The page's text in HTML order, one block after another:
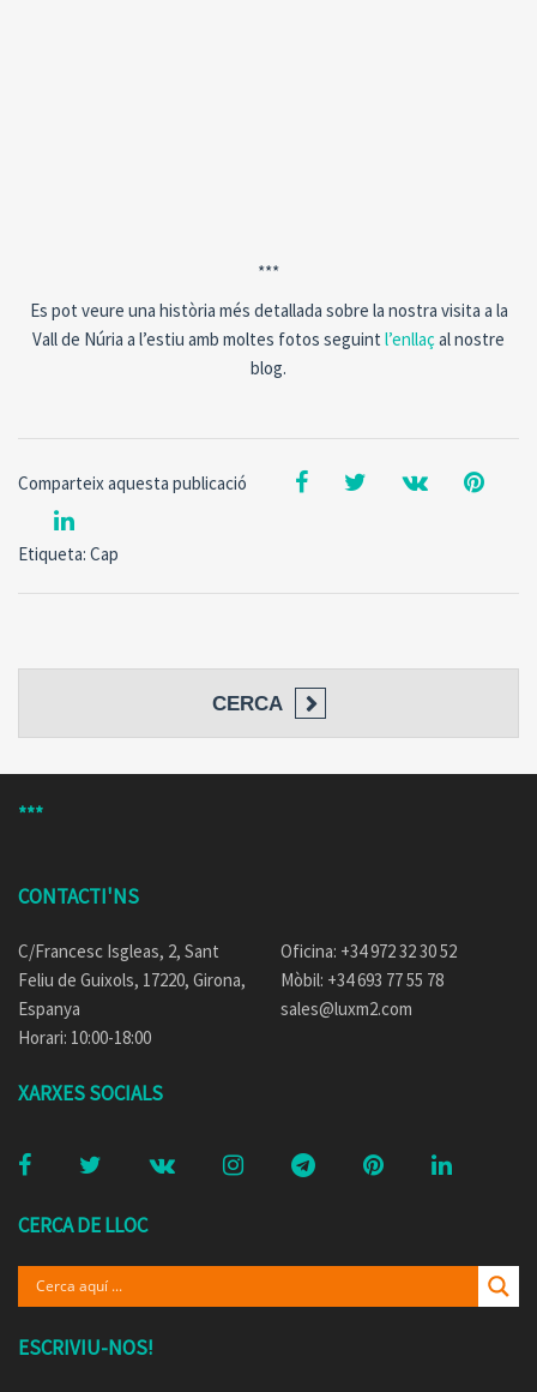
***
Es pot veure una història més detallada sobre la nostra visita a la
Vall de Núria a l’estiu amb moltes fotos seguint l’enllaçal nostre
blog.
Comparteix aquesta publicació
Etiqueta: Cap
CERCA
***
CONTACTI'NS
C/Francesc Isgleas, 2, Sant
Feliu de Guixols, 17220, Girona,
Espanya
Horari: 10:00-18:00
Oficina: +34 972 32 30 52
Mòbil: +34 693 77 55 78
sales@luxm2.com
XARXES SOCIALS
CERCA DE LLOC
ESCRIVIU-NOS!